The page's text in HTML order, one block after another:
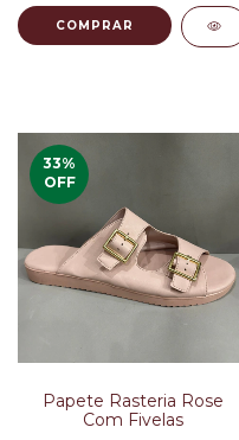
COMPRAR
33%
OFF
Papete Rasteria Rose
Com Fivelas